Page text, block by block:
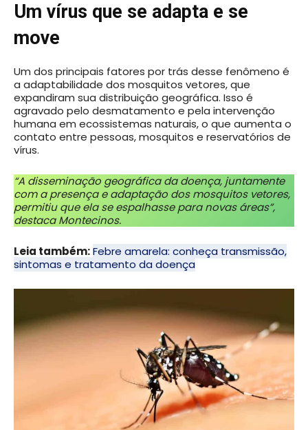
Um vírus que se adapta e se
move
Um dos principais fatores por trás desse fenômeno é
a adaptabilidade dos mosquitos vetores, que
expandiram sua distribuição geográfica. Isso é
agravado pelo desmatamento e pela intervenção
humana em ecossistemas naturais, o que aumenta o
contato entre pessoas, mosquitos e reservatórios de
vírus.
“A disseminação geográfica da doença, juntamente
com a presença e adaptação dos mosquitos vetores,
permitiu que ela se espalhasse para novas áreas”,
destaca Montecinos.
Leia também:Febre amarela: conheça transmissão,
sintomas e tratamento da doença